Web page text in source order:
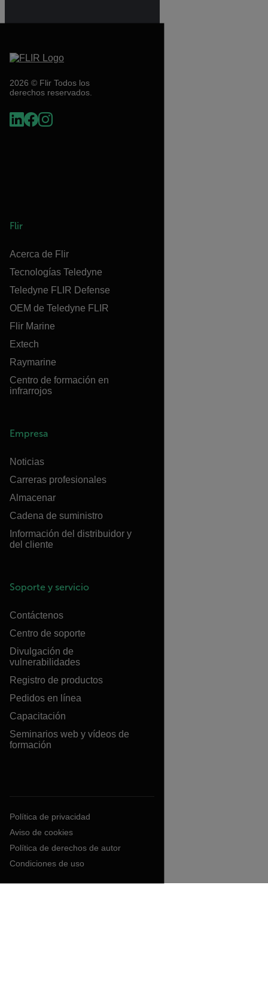
2026 © Flir Todos los
derechos reservados.
Flir
Acerca de Flir
Tecnologías Teledyne
Teledyne FLIR Defense
OEM de Teledyne FLIR
Flir Marine
Extech
Raymarine
Centro de formación en
infrarrojos
Empresa
Noticias
Carreras profesionales
Almacenar
Cadena de suministro
Información del distribuidor y
del cliente
Soporte y servicio
Contáctenos
Centro de soporte
Divulgación de
vulnerabilidades
Registro de productos
Pedidos en línea
Capacitación
Seminarios web y vídeos de
formación
Política de privacidad
Aviso de cookies
Política de derechos de autor
Condiciones de uso